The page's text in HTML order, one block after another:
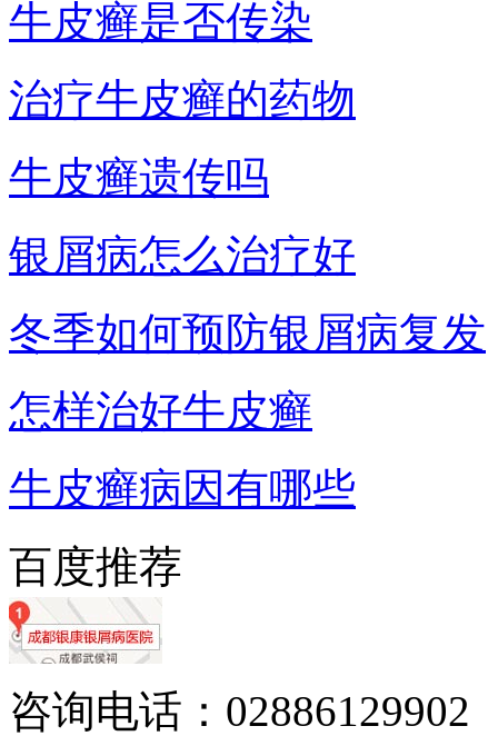
牛皮癣是否传染
治疗牛皮癣的药物
牛皮癣遗传吗
银屑病怎么治疗好
冬季如何预防银屑病复发
怎样治好牛皮癣
牛皮癣病因有哪些
百度推荐
咨询电话：02886129902